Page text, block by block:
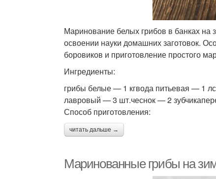
Маринование белых грибов в банках на
освоении науки домашних заготовок.
боровиков и приготовление простого
Ингредиенты:
грибы белые — 1 кгвода питьевая — 1
лавровый — 3 шт.чеснок — 2
Способ приготовления:
читать дальше →
Маринованные грибы на